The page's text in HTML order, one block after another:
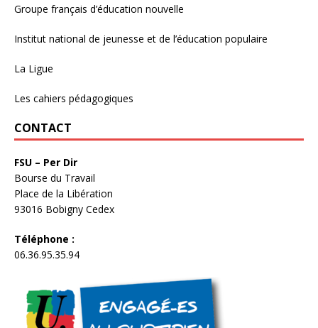
Groupe français d’éducation nouvelle
Institut national de jeunesse et de l’éducation populaire
La Ligue
Les cahiers pédagogiques
CONTACT
FSU – Per Dir
Bourse du Travail
Place de la Libération
93016 Bobigny Cedex
Téléphone :
06.36.95.35.94